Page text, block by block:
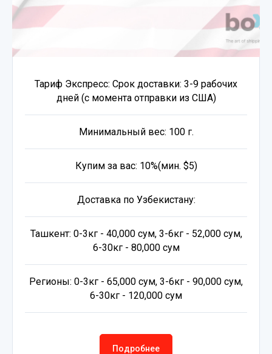
Тариф Экспресс: Срок доставки: 3-9 рабочих
дней (с момента отправки из США)
Минимальный вес: 100 г.
Купим за вас: 10%(мин. $5)
Доставка по Узбекистану:
Ташкент: 0-3кг - 40,000 сум, 3-6кг - 52,000 сум,
6-30кг - 80,000 сум
Регионы: 0-3кг - 65,000 сум, 3-6кг - 90,000 сум,
6-30кг - 120,000 сум
Подробнее